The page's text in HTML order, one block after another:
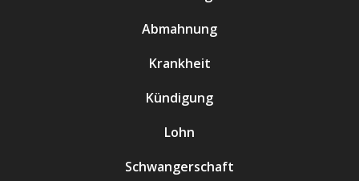
Abmahnung
Krankheit
Kündigung
Lohn
Schwangerschaft